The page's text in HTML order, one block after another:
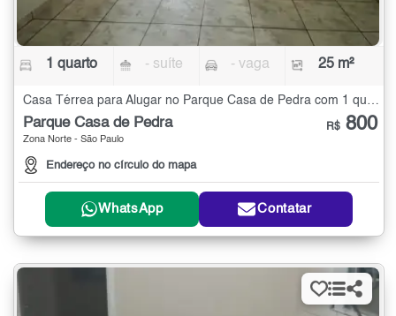
1 quarto - suíte - vaga 25 m²
Parque Casa de Pedra
Zona Norte - São Paulo
Endereço no círculo do mapa
R$ 800
WhatsApp Contatar